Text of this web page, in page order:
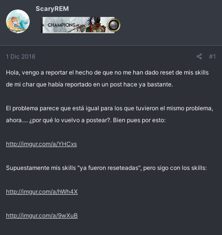
r
h
d
e
c
ScaryREM
1 Dic 2016 #1
Hola, vengo a reportar el hecho de que no me han dado reset de mis skills
de mi char que había reportado en un post hace ya bastante.
El problema parece que está igual para los que tuvieron el mismo problema,
ahora.... ¿por qué lo vuelvo a postear?. Bien pues por esto:
http://imgur.com/a/YHCxs
Supuestamente mis skills "ya fueron reseteadas", pero sigo con los skills:
http://imgur.com/a/hWh4X
http://imgur.com/a/9wXuB